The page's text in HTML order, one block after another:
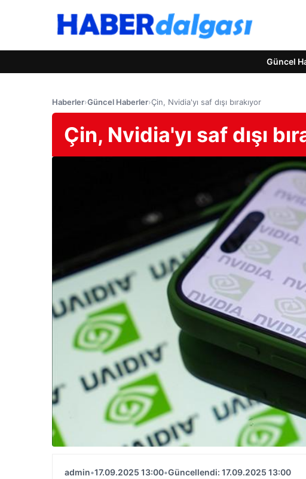
Güncel
Haberler›Güncel Haberler›Çin, Nvidia'yı saf dışı bırakıyor
Çin, Nvidia'yı saf dışı
admin•17.09.2025 13:00•Güncellendi: 17.09.2025 13:00